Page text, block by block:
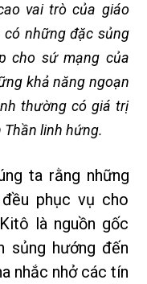
vai trò của giáo
có những đặc sủng
cho sứ mạng của
khả năng ngoạn
thường có giá trị
linh hứng.
ta rằng những
phục vụ cho
là nguồn gốc
sủng hướng đến
nhắc nhở các tín